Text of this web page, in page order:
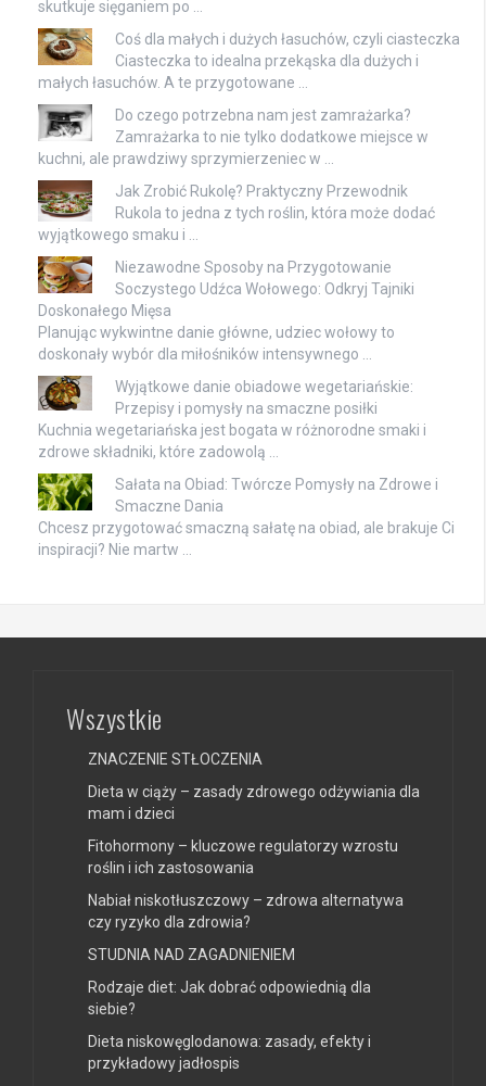
skutkuje sięganiem po …
Coś dla małych i dużych łasuchów, czyli ciasteczka
Ciasteczka to idealna przekąska dla dużych i
małych łasuchów. A te przygotowane …
Do czego potrzebna nam jest zamrażarka?
Zamrażarka to nie tylko dodatkowe miejsce w
kuchni, ale prawdziwy sprzymierzeniec w …
Jak Zrobić Rukolę? Praktyczny Przewodnik
Rukola to jedna z tych roślin, która może dodać
wyjątkowego smaku i …
Niezawodne Sposoby na Przygotowanie
Soczystego Udźca Wołowego: Odkryj Tajniki
Doskonałego Mięsa
Planując wykwintne danie główne, udziec wołowy to
doskonały wybór dla miłośników intensywnego …
Wyjątkowe danie obiadowe wegetariańskie:
Przepisy i pomysły na smaczne posiłki
Kuchnia wegetariańska jest bogata w różnorodne smaki i
zdrowe składniki, które zadowolą …
Sałata na Obiad: Twórcze Pomysły na Zdrowe i
Smaczne Dania
Chcesz przygotować smaczną sałatę na obiad, ale brakuje Ci
inspiracji? Nie martw …
Wszystkie
ZNACZENIE STŁOCZENIA
Dieta w ciąży – zasady zdrowego odżywiania dla
mam i dzieci
Fitohormony – kluczowe regulatorzy wzrostu
roślin i ich zastosowania
Nabiał niskotłuszczowy – zdrowa alternatywa
czy ryzyko dla zdrowia?
STUDNIA NAD ZAGADNIENIEM
Rodzaje diet: Jak dobrać odpowiednią dla
siebie?
Dieta niskowęglodanowa: zasady, efekty i
przykładowy jadłospis